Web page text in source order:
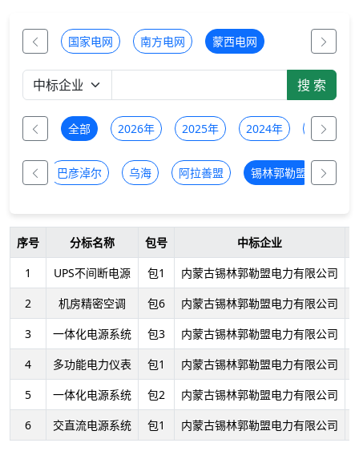
国家电网 南方电网 蒙西电网
全部 2026年 2025年 2024年 2023年
巴彦淖尔 乌海 阿拉善盟 锡林郭勒盟
序号 分标名称 包号 中标企业
1
UPS不间断电源 包1
内蒙古锡林郭勒盟电力有限公司
2
机房精密空调 包6
内蒙古锡林郭勒盟电力有限公司
3
一体化电源系统 包3
内蒙古锡林郭勒盟电力有限公司
4
多功能电力仪表 包1
内蒙古锡林郭勒盟电力有限公司
5
一体化电源系统 包2
内蒙古锡林郭勒盟电力有限公司
6
交直流电源系统 包1 内蒙古锡林郭勒盟电力有限公司